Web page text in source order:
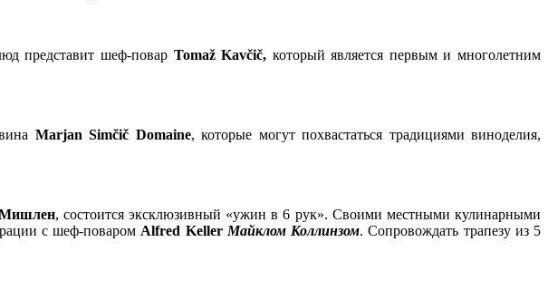
представит шеф-повар Tomaž Kavčič, который является первым и многолетним
Marjan Simčič Domaine, которые могут похвастаться традициями виноделия,
, состоится эксклюзивный «ужин в 6 рук». Своими местными кулинарными
с шеф-поваром Alfred Keller Майклом Коллинзом. Сопровождать трапезу из 5